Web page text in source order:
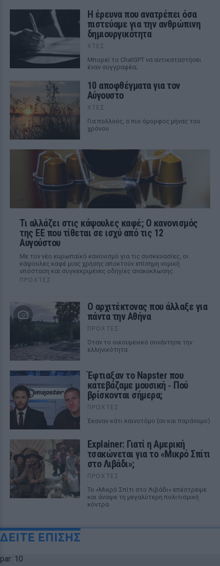
Η έρευνα που ανατρέπει όσα
πιστεύαμε για την ανθρώπινη
δημιουργικότητα
ΧΤΕΣ
Mπορεί το ChatGPT να αντικαταστήσει
έναν συγγραφέα;
10 αποφθέγματα για τον
Αύγουστο
ΧΤΕΣ
Για πολλούς, ο πιο όμορφος μήνας του
χρόνου
Τι αλλάζει στις κάψουλες καφέ; Ο κανονισμός
της ΕΕ που τίθεται σε ισχύ από τις 12
Αυγούστου
Με τον νέο ευρωπαϊκό κανονισμό για τις συσκευασίες, οι
κάψουλες καφέ μιας χρήσης αποκτούν επίσημη νομική
υπόσταση και συγκεκριμένες οδηγίες ανακύκλωσης.
ΠΡΟΧΤΈΣ
Ο αρχιτέκτονας που άλλαξε για
πάντα την Αθήνα
ΠΡΟΧΤΈΣ
Όταν το οικουμενικό συνάντησε την
ελληνικότητα
Έφτιαξαν το Napster που
κατεβάζαμε μουσική ‑ Πού
βρίσκονται σήμερα;
ΠΡΟΧΤΈΣ
Έκαναν κάτι καινοτόμο (αν και παράνομο)
Explainer: Γιατί η Αμερική
τσακώνεται για το «Μικρό Σπίτι
στο Λιβάδι»;
ΠΡΟΧΤΈΣ
Το «Μικρό Σπίτι στο Λιβάδι» επέστρεψε
και άναψε τη μεγαλύτερη πολιτισμική
κόντρα
ΔΕΙΤΕ ΕΠΙΣΗΣ
par: 10